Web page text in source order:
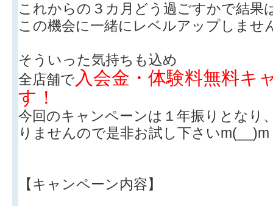
これからの３カ月どう過ごすかで結果
この機会に一緒にレベルアップしませ
そういった気持ちも込め
全店舗で入会金・体験料無料キ
す！
今回のキャンペーンは１年振りとなり
りませんので是非お試し下さいm(__)m
【キャンペーン内容】